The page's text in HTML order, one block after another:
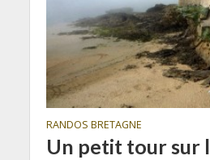
RANDOS BRETAGNE
Un petit tour sur